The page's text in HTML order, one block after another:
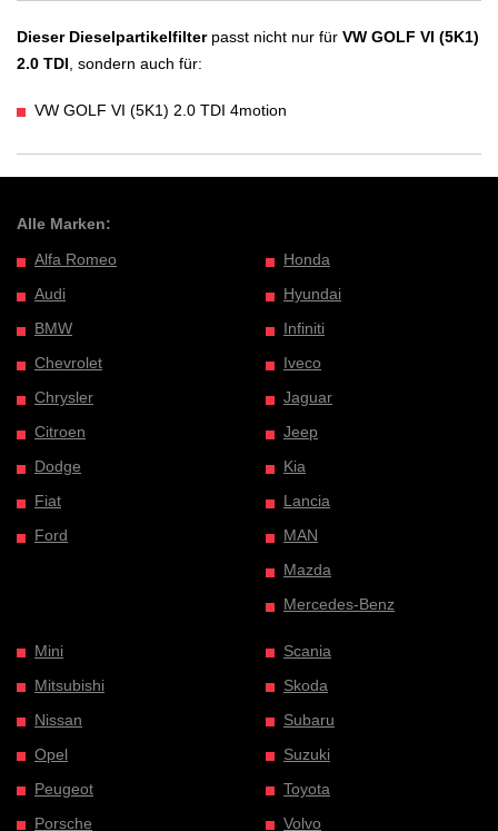
Dieser Dieselpartikelfilterpasst nicht nur für VW GOLF VI (5K1)
2.0 TDI , sondern auch für:
VW GOLF VI (5K1) 2.0 TDI 4motion
Alle Marken:
Alfa Romeo
Audi
BMW
Chevrolet
Chrysler
Citroen
Dodge
Fiat
Ford
Honda
Hyundai
Infiniti
Iveco
Jaguar
Jeep
Kia
Lancia
MAN
Mazda
Mercedes-Benz
Mini
Mitsubishi
Nissan
Opel
Peugeot
Porsche
Scania
Skoda
Subaru
Suzuki
Toyota
Volvo